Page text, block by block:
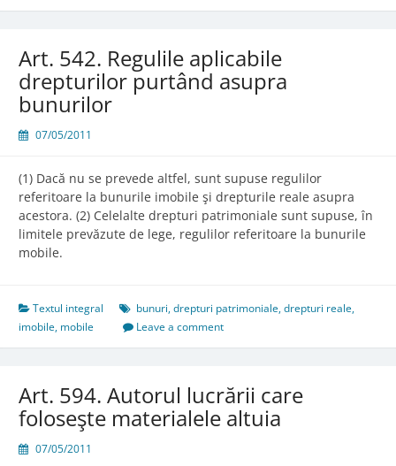
anticipaţie
Art. 542. Regulile aplicabile
drepturilor purtând asupra
bunurilor
07/05/2011
(1) Dacă nu se prevede altfel, sunt supuse regulilor
referitoare la bunurile imobile şi drepturile reale asupra
acestora. (2) Celelalte drepturi patrimoniale sunt supuse, în
limitele prevăzute de lege, regulilor referitoare la bunurile
mobile.
Textul integral bunuri,drepturi patrimoniale,drepturi reale,
imobile, mobile Leave a comment
Art. 594. Autorul lucrării care
foloseşte materialele altuia
07/05/2011